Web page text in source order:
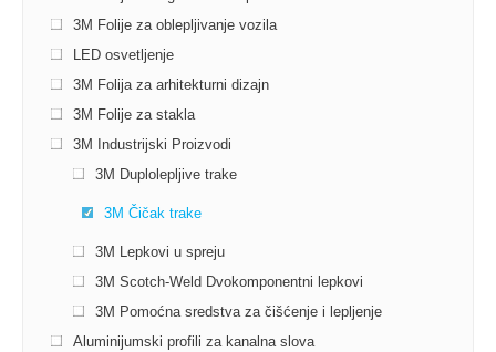
3M Folije za oblepljivanje vozila
LED osvetljenje
3M Folija za arhitekturni dizajn
3M Folije za stakla
3M Industrijski Proizvodi
3M Duplolepljive trake
3М Čičak trake
3M Lepkovi u spreju
3M Scotch-Weld Dvokomponentni lepkovi
3M Pomoćna sredstva za čišćenje i lepljenje
Aluminijumski profili za kanalna slova